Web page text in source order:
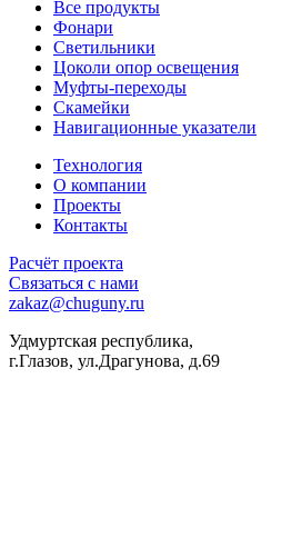
Все продукты
Фонари
Светильники
Цоколи опор освещения
Муфты-переходы
Скамейки
Навигационные указатели
Технология
О компании
Проекты
Контакты
Расчёт проекта
Связаться с нами
zakaz@chuguny.ru
Удмуртская республика,
г.Глазов, ул.Драгунова, д.69